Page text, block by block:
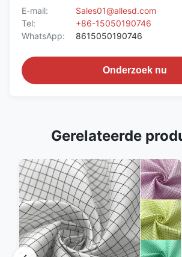
E-mail:
Sales01@allesd.com
Tel:
+86-15050190746
WhatsApp:
8615050190746
Onderzoek nu
Gerelateerde